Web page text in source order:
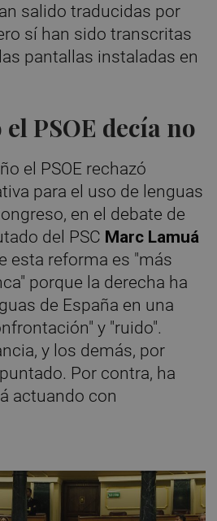
salido traducidas por
sí han sido transcritas
pantallas instaladas en
PSOE decía no
el PSOE rechazó
para el uso de lenguas
en el debate de
del PSC Marc Lamuá
esta reforma es "más
porque la derecha ha
de España en una
y "ruido".
y los demás, por
Por contra, ha
actuando con